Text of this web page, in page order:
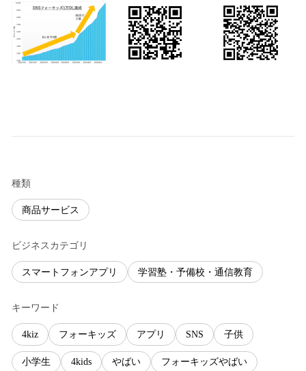
種類
商品サービス
ビジネスカテゴリ
スマートフォンアプリ 学習塾・予備校・通信教育
キーワード
4kiz フォーキッズ アプリ SNS 子供
小学生 4kids やばい フォーキッズやばい